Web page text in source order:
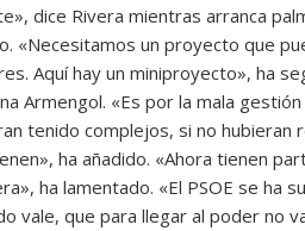
dice Rivera mientras arranca
«Necesitamos un proyecto que
Aquí hay un miniproyecto», ha
Armengol. «Es por la mala
tenido complejos, si no
ha añadido. «Ahora tienen
ha lamentado. «El PSOE se ha
vale, que para llegar al poder no